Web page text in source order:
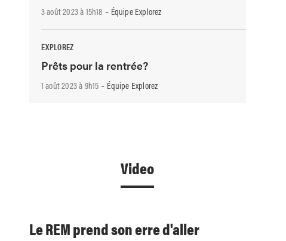
3 août 2023 à 15h18 - Équipe Explorez
EXPLOREZ
Prêts pour la rentrée?
1 août 2023 à 9h15 - Équipe Explorez
Video
Le REM prend son erre d'aller